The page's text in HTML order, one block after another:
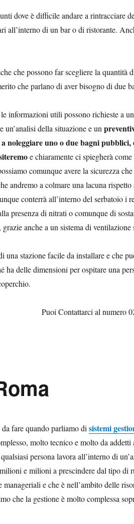
dove è difficile andare a rintracciare
all’interno di un bar o di ristorante.
che possono far scegliere la
che parlano di aver bisogno di due
informazioni utili possono richieste a
un’analisi della situazione e un
noleggiare uno o due bagni
e chiaramente ci spiegherà
comunque avere la sicurezza
andremo a colmare una lacuna
conterrà all’interno del serbatoio i
presenza di nitrati o comunque di
anche a un sistema di ventilazione
una stazione facile da installare e che
ha delle dimensioni per ospitare una
Puoi Contattarci al numero
fare quando parliamo disistemi
molto tecnico e molto da
persona lavora all’interno di
e milioni a prescindere dal tipo di
manageriali e che è nell’ambito delle
che la gestione è molto complessa